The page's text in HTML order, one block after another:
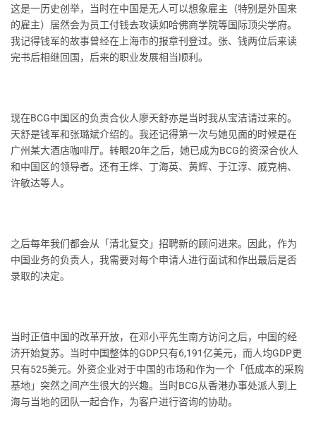
这是一历史创举，当时在中国是无人可以想象雇主（特别是外国来
的雇主）居然会为员工付钱去攻读如哈佛商学院等国际顶尖学府。
我记得钱军的故事曾经在上海市的报章刊登过。张、钱两位后来读
完书后相继回国，后来的职业发展相当顺利。
现在BCG中国区的负责合伙人廖天舒亦是当时我从宝洁请过来的。
天舒是钱军和张璐斌介绍的。我还记得第一次与她见面的时候是在
广州某大酒店咖啡厅。转眼20年之后，她已成为BCG的资深合伙人
和中国区的领导者。还有王烨、丁海英、黄辉、于江淳、戚克柟、
许敏达等人。
之后每年我们都会从「清北复交」招聘新的顾问进来。因此，作为
中国业务的负责人，我需要对每个申请人进行面试和作出最后是否
录取的决定。
当时正值中国的改革开放，在邓小平先生南方访问之后，中国的经
济开始复苏。当时中国整体的GDP只有6,191亿美元，而人均GDP更
只有525美元。外资企业对于中国的市场和作为一个「低成本的采购
基地」突然之间产生很大的兴趣。当时BCG从香港办事处派人到上
海与当地的团队一起合作，为客户进行咨询的协助。